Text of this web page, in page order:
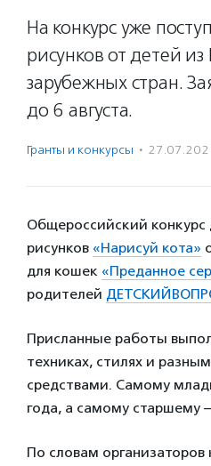
На конкурс уже
рисунков от детей из
зарубежных стран.
до 6 августа.
Гранты и конкурсы ·
Общероссийский конкурс
рисунков «Нарисуй кота»
для кошек «Преданное
родителей
Присланные работы
техниках, стилях и
средствами. Самому
года, а самому старшему
По словам организаторов